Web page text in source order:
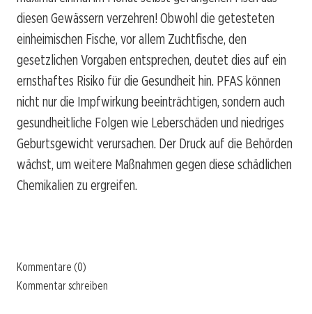
diesen Gewässern verzehren! Obwohl die getesteten
einheimischen Fische, vor allem Zuchtfische, den
gesetzlichen Vorgaben entsprechen, deutet dies auf ein
ernsthaftes Risiko für die Gesundheit hin. PFAS können
nicht nur die Impfwirkung beeinträchtigen, sondern auch
gesundheitliche Folgen wie Leberschäden und niedriges
Geburtsgewicht verursachen. Der Druck auf die Behörden
wächst, um weitere Maßnahmen gegen diese schädlichen
Chemikalien zu ergreifen.
Kommentare (0)
Kommentar schreiben